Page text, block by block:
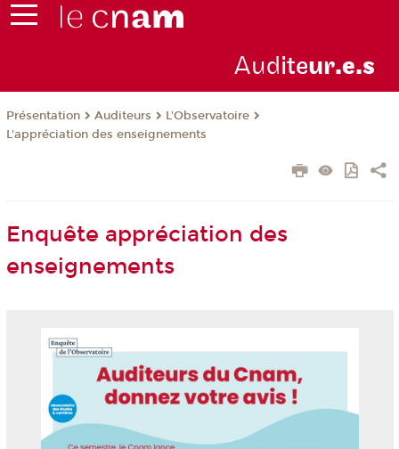
Auditeur.e.s
Présentation Auditeurs
L'Observatoire
L'appréciation des enseignements
Enquête appréciation des
enseignements